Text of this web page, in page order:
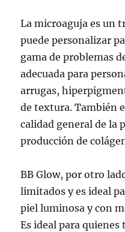
La microaguja es un
puede personalizar
gama de problemas
adecuada para
arrugas,
de textura. También
calidad general de la
producción de
BB Glow, por otro
limitados y es ideal
piel luminosa y con
Es ideal para